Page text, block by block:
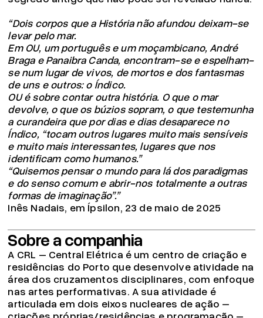
“Dois corpos que a História não afundou deixam-se
levar pelo mar.
Em OU, um português e um moçambicano, André
Braga e Panaibra Canda, encontram-se e espelham-
se num lugar de vivos, de mortos e dos fantasmas
de uns e outros: o Índico.
OU é sobre contar outra história. O que o mar
devolve, o que os búzios sopram, o que testemunha
a curandeira que por dias e dias desaparece no
Índico, “tocam outros lugares muito mais sensíveis
e muito mais interessantes, lugares que nos
identificam como humanos.”
“Quisemos pensar o mundo para lá dos paradigmas
e do senso comum e abrir-nos totalmente a outras
formas de imaginação”.”
Inês Nadais, em Ípsilon, 23 de maio de 2025
Sobre a companhia
A CRL – Central Elétrica é um centro de criação e
residências do Porto que desenvolve atividade na
área dos cruzamentos disciplinares, com enfoque
nas artes performativas. A sua atividade é
articulada em dois eixos nucleares de ação –